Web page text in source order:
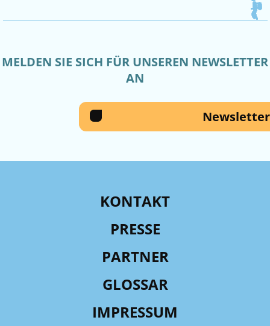
MELDEN SIE SICH FÜR UNSEREN NEWSLETTER
AN
Newsletter
KONTAKT
PRESSE
PARTNER
GLOSSAR
IMPRESSUM